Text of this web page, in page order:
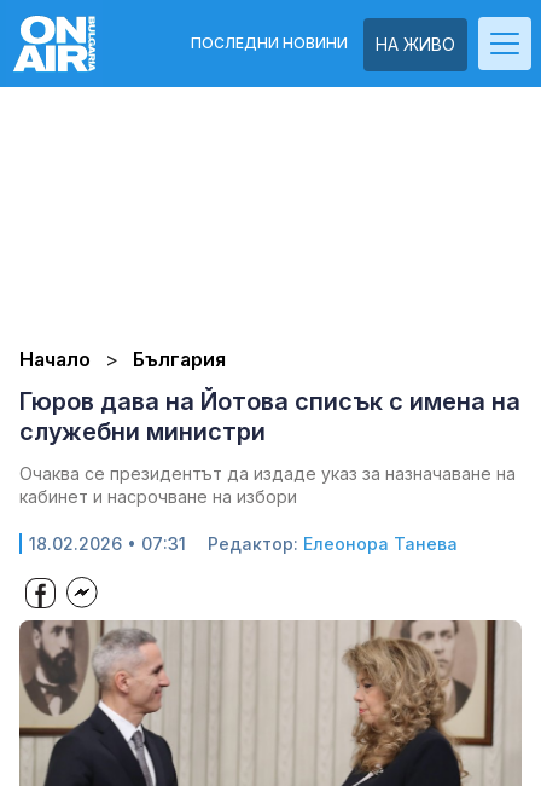
НА ЖИВО
ПОСЛЕДНИ НОВИНИ
Начало България
Гюров дава на Йотова списък с имена на
служебни министри
Очаква се президентът да издаде указ за назначаване на
кабинет и насрочване на избори
18.02.2026 • 07:31 Редактор: Елеонора Танева